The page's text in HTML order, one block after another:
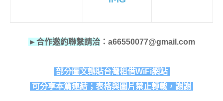
►合作邀約聯繫請洽：a66550077@gmail.com
部分圖文轉貼台灣租借WiFi網站
可分享本篇連結；表格與圖片禁止轉載，謝謝